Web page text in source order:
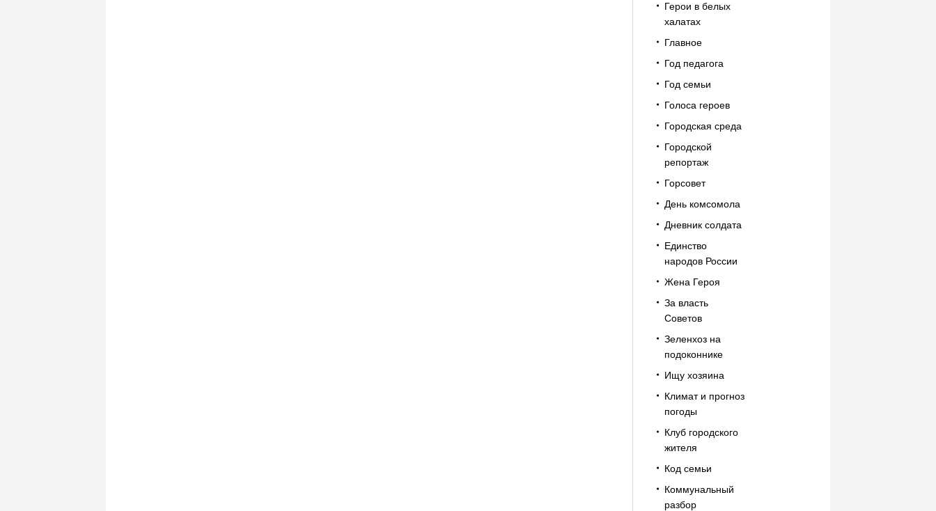
Герои в белых
халатах
Главное
Год педагога
Год семьи
Голоса героев
Городская среда
Городской
репортаж
Горсовет
День комсомола
Дневник солдата
Единство
народов России
Жена Героя
За власть
Советов
Зеленхоз на
подоконнике
Ищу хозяина
Климат и прогноз
погоды
Клуб городского
жителя
Код семьи
Коммунальный
разбор